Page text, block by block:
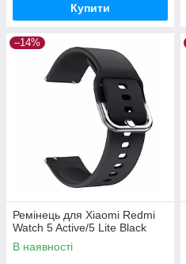
Купити
–14%
Ремінець для Xiaomi Redmi
Watch 5 Active/5 Lite Black
В наявності